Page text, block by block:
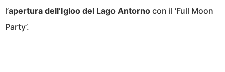
l’apertura dell’Igloo del Lago Antorno con il ‘Full Moon
Party’.